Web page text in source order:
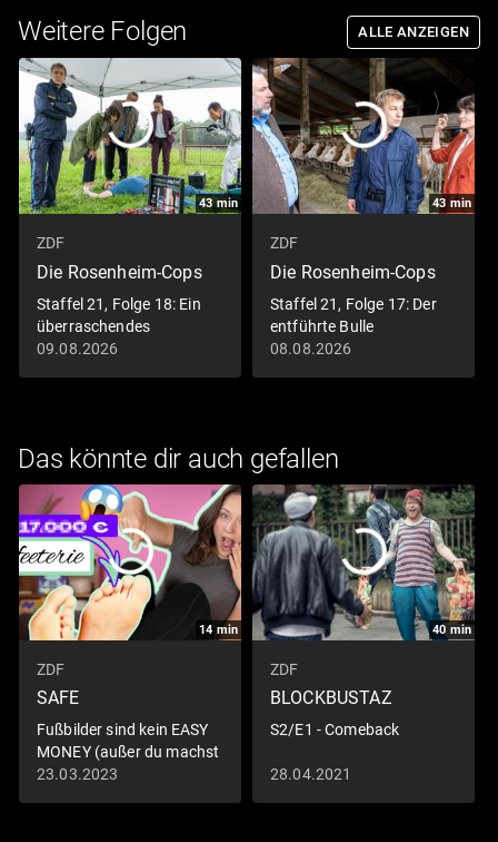
Weitere Folgen ALLE ANZEIGEN
43min
ZDF
Die Rosenheim-Cops
Staffel 21, Folge 18: Ein
überraschendes
Wiedersehen
09.08.2026
43 min
ZDF
Die Rosenheim-Cops
Staffel 21, Folge 17: Der
entführte Bulle
08.08.2026
Das könnte dir auch gefallen
14 min
ZDF
SAFE
Fußbilder sind kein EASY
MONEY (außer du machst
es SO)
23.03.2023
40 min
ZDF
BLOCKBUSTAZ
S2/E1 - Comeback
28.04.2021